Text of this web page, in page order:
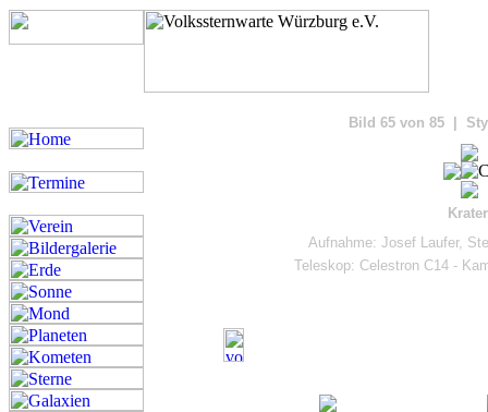
Bild 65 von 85 |
Aufnahme: Josef Laufer,
Teleskop: Celestron C14 -